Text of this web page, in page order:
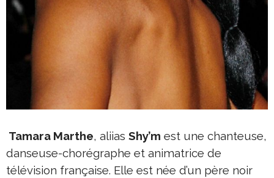
Tamara Marthe, aliias Shy’m est une chanteuse,
danseuse-chorégraphe et animatrice de
télévision française. Elle est née d’un père noir